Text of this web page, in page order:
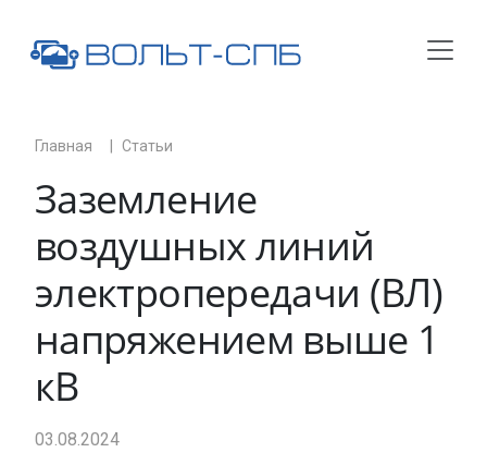
Главная Статьи
Заземление
воздушных линий
электропередачи (ВЛ)
напряжением выше 1
кВ
03.08.2024